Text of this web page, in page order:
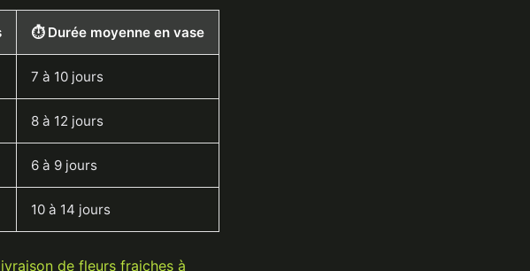
⏱️ Durée moyenne en vase
7 à 10 jours
8 à 12 jours
6 à 9 jours
10 à 14 jours
de fleurs fraiches à